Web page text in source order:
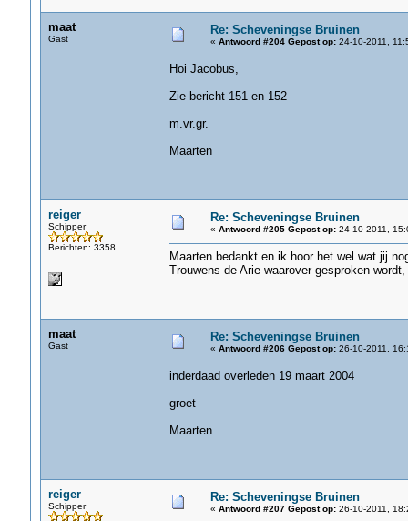
maat
Gast
Re: Scheveningse Bruinen
« Antwoord #204 Gepost op:24-10-2011,
Hoi Jacobus,
Zie bericht 151 en 152
m.vr.gr.
Maarten
reiger
Schipper
Berichten: 3358
Re: Scheveningse Bruinen
« Antwoord #205 Gepost op:24-10-2011,
Maarten bedankt en ik hoor het wel wat jij
Trouwens de Arie waarover gesproken
maat
Gast
Re: Scheveningse Bruinen
« Antwoord #206 Gepost op:26-10-2011,
inderdaad overleden 19 maart 2004
groet
Maarten
reiger
Schipper
Re: Scheveningse Bruinen
« Antwoord #207 Gepost op:26-10-2011,